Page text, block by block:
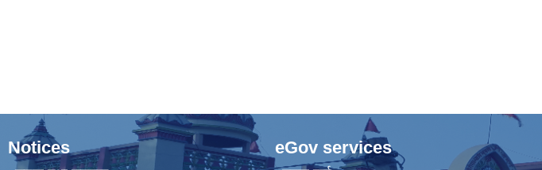
Notices eGov services